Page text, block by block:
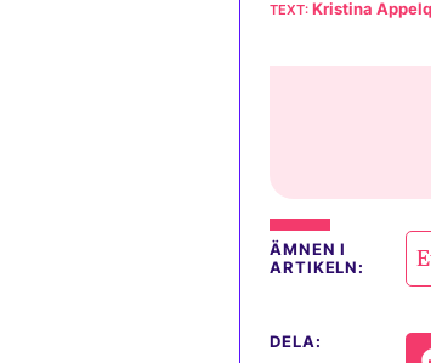
Kristina
ÄMNEN I
ARTIKELN:
DELA: